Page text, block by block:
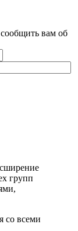
вам об
групп
со всеми